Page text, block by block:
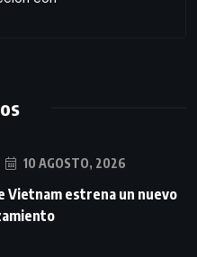
10 AGOSTO, 2026
Vietnam estrena un nuevo